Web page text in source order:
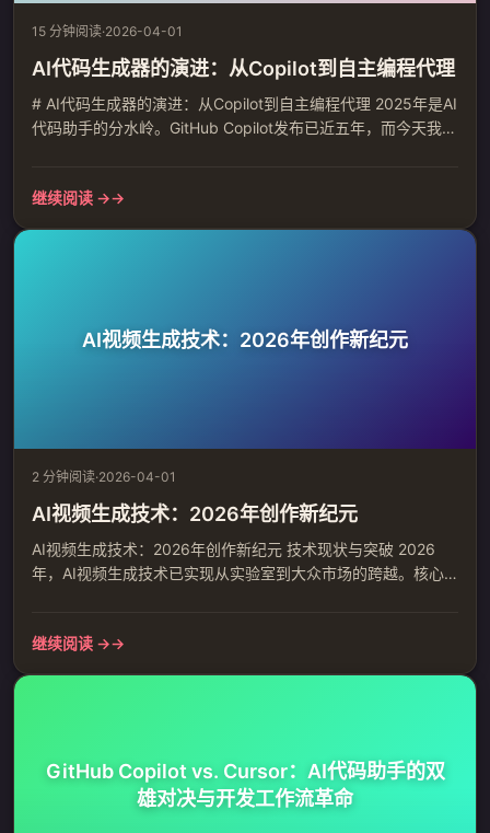
15 分钟阅读·2026-04-01
AI代码生成器的演进：从Copilot到自主编程代理
# AI代码生成器的演进：从Copilot到自主编程代理 2025年是AI
代码助手的分水岭。GitHub Copilot发布已近五年，而今天我们
（2021-2023） 以GitHub Copilot为代表的第一代AI编程助
继续阅读 →
AI视频生成技术：2026年创作新纪元
2 分钟阅读·2026-04-01
AI视频生成技术：2026年创作新纪元
AI视频生成技术：2026年创作新纪元 技术现状与突破 2026
年，AI视频生成技术已实现从实验室到大众市场的跨越。核心
高清视频 成本降低：降至传统制作的十分之一 实际应用场景 影
继续阅读 →
GitHub Copilot vs. Cursor：AI代码助手的双
雄对决与开发工作流革命